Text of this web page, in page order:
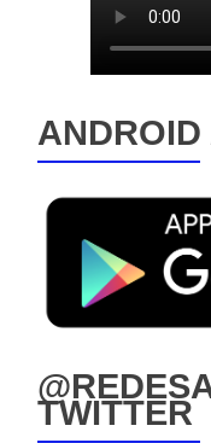
ANDROID
TWITTER